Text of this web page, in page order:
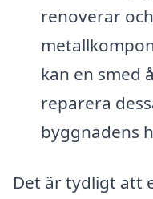
renoverar
kan en smed
reparera
byggnadens
Det är tydligt att